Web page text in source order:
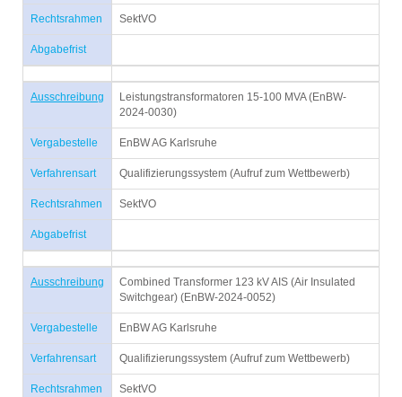
Rechtsrahmen SektVO
Abgabefrist
Ausschreibung
Leistungstransformatoren 15-100 MVA (EnBW-
2024-0030)
Vergabestelle EnBW AG Karlsruhe
Verfahrensart Qualifizierungssystem (Aufruf zum Wettbewerb)
Rechtsrahmen SektVO
Abgabefrist
Ausschreibung
Combined Transformer 123 kV AIS (Air Insulated
Switchgear) (EnBW-2024-0052)
Vergabestelle EnBW AG Karlsruhe
Verfahrensart Qualifizierungssystem (Aufruf zum Wettbewerb)
Rechtsrahmen SektVO